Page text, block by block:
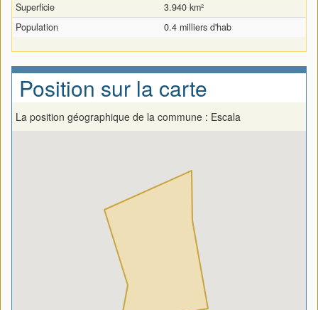
Superficie
3.940 km²
Population
0.4 milliers d'hab
Position sur la carte
La position géographique de la commune : Escala